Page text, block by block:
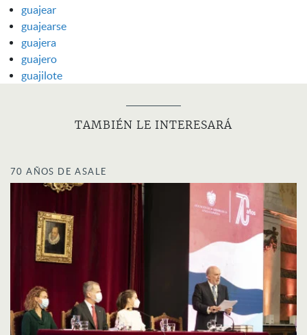
guajear
guajearse
guajera
guajero
guajilote
TAMBIÉN LE INTERESARÁ
70 AÑOS DE ASALE